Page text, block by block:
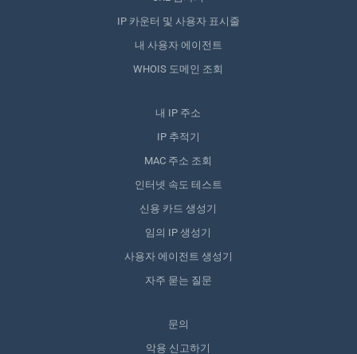
IP 카운터 및 사용자 표시줄
내 사용자 에이전트
WHOIS 도메인 조회
내 IP 주소
IP 추적기
MAC 주소 조회
인터넷 속도 테스트
신용 카드 생성기
임의 IP 생성기
사용자 에이전트 생성기
자주 묻는 질문
문의
악용 신고하기